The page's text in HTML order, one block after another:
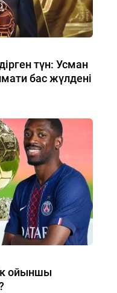
түн: Усман
бас жүлдені
ойыншы